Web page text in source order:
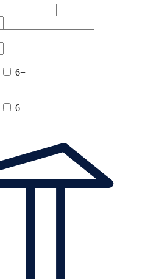
6+
6